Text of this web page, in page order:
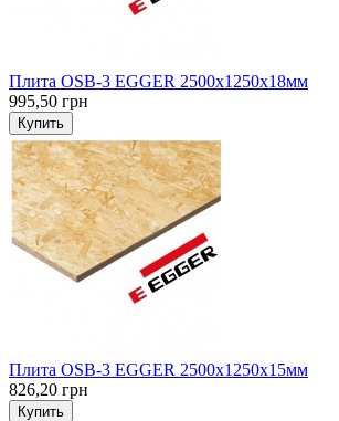
Плита OSB-3 EGGER 2500х1250х18мм
995,50 грн
Купить
Плита OSB-3 EGGER 2500х1250х15мм
826,20 грн
Купить